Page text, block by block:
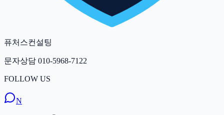
퓨처스컨설팅
문자상담 010-5968-7122
FOLLOW US
N